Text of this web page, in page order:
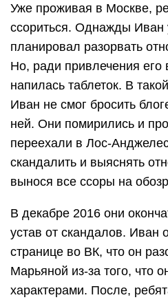
Уже проживая в Москве,
ссориться. Однажды Иван
планировал разорвать
Но, ради привлечения его
напилась таблеток. В
Иван не смог бросить
ней. Они помирились и
переехали в Лос-
скандалить и выяснять
вынося все ссоры на
В декабре 2016 они
устав от скандалов. Иван
странице во ВК, что он
Марьяной из-за того, что
характерами. После,